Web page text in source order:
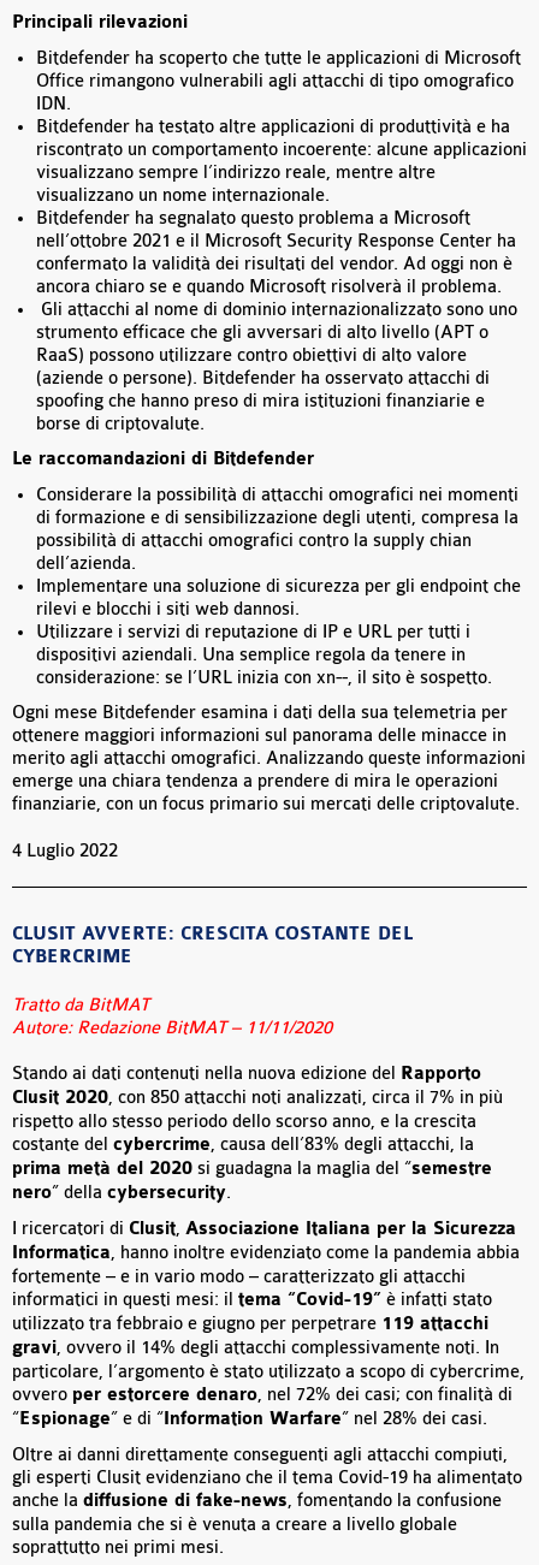
Principali rilevazioni
Bitdefender ha scoperto che tutte le applicazioni di Microsoft
Office rimangono vulnerabili agli attacchi di tipo omografico
IDN.
Bitdefender ha testato altre applicazioni di produttività e ha
riscontrato un comportamento incoerente: alcune applicazioni
visualizzano sempre l’indirizzo reale, mentre altre
visualizzano un nome internazionale.
Bitdefender ha segnalato questo problema a Microsoft
nell’ottobre 2021 e il Microsoft Security Response Center ha
confermato la validità dei risultati del vendor. Ad oggi non è
ancora chiaro se e quando Microsoft risolverà il problema.
Gli attacchi al nome di dominio internazionalizzato sono uno
strumento efficace che gli avversari di alto livello (APT o
RaaS) possono utilizzare contro obiettivi di alto valore
(aziende o persone). Bitdefender ha osservato attacchi di
spoofing che hanno preso di mira istituzioni finanziarie e
borse di criptovalute.
Le raccomandazioni di Bitdefender
Considerare la possibilità di attacchi omografici nei momenti
di formazione e di sensibilizzazione degli utenti, compresa la
possibilità di attacchi omografici contro la supply chian
dell’azienda.
Implementare una soluzione di sicurezza per gli endpoint che
rilevi e blocchi i siti web dannosi.
Utilizzare i servizi di reputazione di IP e URL per tutti i
dispositivi aziendali. Una semplice regola da tenere in
considerazione: se l’URL inizia con xn--, il sito è sospetto.
Ogni mese Bitdefender esamina i dati della sua telemetria per
ottenere maggiori informazioni sul panorama delle minacce in
merito agli attacchi omografici. Analizzando queste informazioni
emerge una chiara tendenza a prendere di mira le operazioni
finanziarie, con un focus primario sui mercati delle criptovalute.
4 Luglio 2022
CLUSIT AVVERTE: CRESCITA COSTANTE DEL
CYBERCRIME
Tratto da BitMAT
Autore: Redazione BitMAT – 11/11/2020
Stando ai dati contenuti nella nuova edizione del Rapporto
Clusit 2020, con 850 attacchi noti analizzati, circa il 7% in più
rispetto allo stesso periodo dello scorso anno, e la crescita
costante del cybercrime, causa dell’83% degli attacchi, la
prima metà del 2020 si guadagna la maglia del “semestre
nero” della cybersecurity.
I ricercatori di Clusit, Associazione Italiana per la Sicurezza
Informatica, hanno inoltre evidenziato come la pandemia abbia
fortemente – e in vario modo – caratterizzato gli attacchi
informatici in questi mesi: il tema “Covid-19” è infatti stato
utilizzato tra febbraio e giugno per perpetrare 119 attacchi
gravi, ovvero il 14% degli attacchi complessivamente noti. In
particolare, l’argomento è stato utilizzato a scopo di cybercrime,
ovvero per estorcere denaro, nel 72% dei casi; con finalità di
“Espionage” e di “Information Warfare” nel 28% dei casi.
Oltre ai danni direttamente conseguenti agli attacchi compiuti,
gli esperti Clusit evidenziano che il tema Covid-19 ha alimentato
anche la diffusione di fake-news, fomentando la confusione
sulla pandemia che si è venuta a creare a livello globale
soprattutto nei primi mesi.